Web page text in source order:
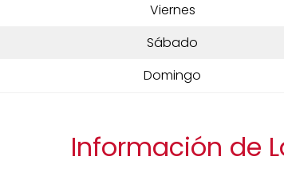
Viernes
Sábado
Domingo
Información de